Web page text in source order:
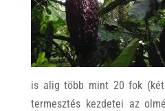
is alig több mint 20 fok
termesztés kezdetei az